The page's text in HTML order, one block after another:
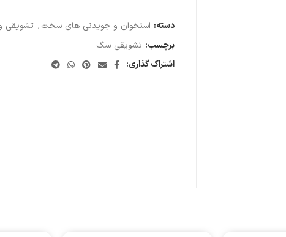
دسته: استخوان و جویدنی های سخت, تشویقی
برچسب: تشویقی سگ
اشتراک گذاری: